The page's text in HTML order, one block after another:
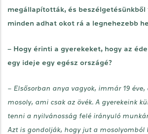
megállapították, és beszélgetésünkből
minden adhat okot rá a legnehezebb
– Hogy érinti a gyerekeket, hogy az
egy ideje egy egész országé?
– Elsősorban anya vagyok, immár 19
mosoly, ami csak az övék. A gyerekeink
tenni a nyilvánosság felé irányuló
Azt is gondolják, hogy jut a mosolyomból